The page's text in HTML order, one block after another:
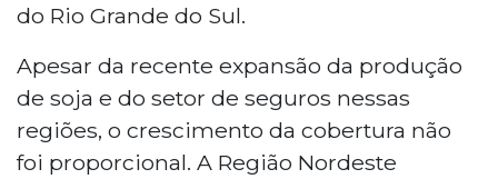
do Rio Grande do Sul.
Apesar da recente expansão da produção
de soja e do setor de seguros nessas
regiões, o crescimento da cobertura não
foi proporcional. A Região Nordeste